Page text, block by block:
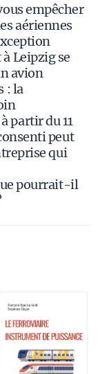
empêcher
aériennes
Leipzig se
avion
: la
partir du 11
peut
qui
pourrait-il